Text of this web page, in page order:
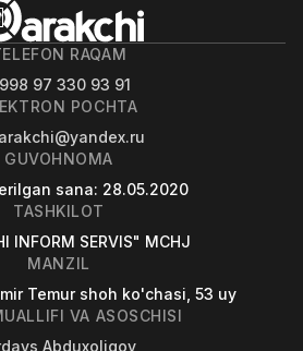
RAQAM
97 330 93 91
POCHTA
GUVOHNOMA
sana: 28.05.2020
TASHKILOT
INFORM SERVIS" MCHJ
MANZIL
Temur shoh ko'chasi, 53 uy
VA ASOSCHISI
Abduxoliqov